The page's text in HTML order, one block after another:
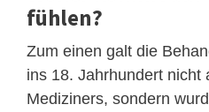
fühlen?
Zum einen galt die
ins 18. Jahrhundert nicht
Mediziners, sondern